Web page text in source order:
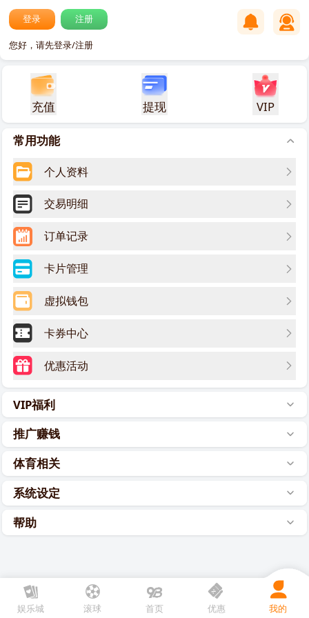
登录 注册
您好，请先登录/注册
充值 提现 VIP
常用功能
个人资料
交易明细
VIP福利
推广赚钱
体育相关
系统设定
帮助
娱乐城 滚球 优惠 我的